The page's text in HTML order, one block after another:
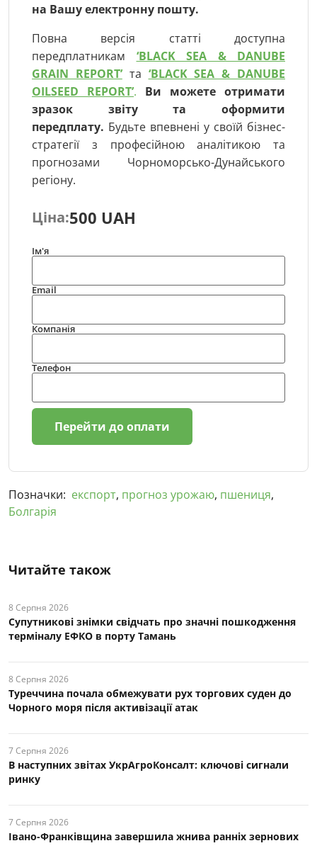
на Вашу електронну пошту.
Повна версія статті доступна
передплатникам ‘BLACK SEA & DANUBE
GRAIN REPORT’та ‘BLACK SEA & DANUBE
OILSEED REPORT’.
Ви можете отримати
зразок звіту та оформити
передплату. Будьте впевнені у своїй бізнес-
стратегії з професійною аналітикою та
прогнозами Чорноморсько-Дунайського
регіону.
Ціна:500 UAH
Ім'я
Email
Компанія
Телефон
Перейти до оплати
Позначки: експорт, прогноз урожаю, пшениця,
Болгарія
Читайте також
8 Серпня 2026
Супутникові знімки свідчать про значні пошкодження
терміналу ЕФКО в порту Тамань
8 Серпня 2026
Туреччина почала обмежувати рух торгових суден до
Чорного моря після активізації атак
7 Серпня 2026
В наступних звітах УкрАгроКонсалт: ключові cигнали
ринку
7 Серпня 2026
Івано-Франківщина завершила жнива ранніх зернових